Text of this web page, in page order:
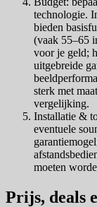
technologie.
bieden
(vaak 55–65
voor je geld;
uitgebreide
sterk met
vergelijking.
Installatie &
eventuele
moeten
Prijs, deals